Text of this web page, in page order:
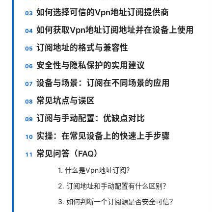
如何选择可信的Vpn地址订阅提供商
如何获取Vpn地址订阅地址并在设备上使用
订阅地址的格式与兼容性
安全性与隐私保护的实用建议
设备与场景：订阅在不同场景的应用
常见坑点与误区
订阅与手动配置：优缺点对比
实操：在常见设备上的快速上手步骤
常见问答（FAQ）
1. 什么是Vpn地址订阅？
2. 订阅地址和手动配置有什么区别？
3. 如何判断一个订阅源是否安全可信？